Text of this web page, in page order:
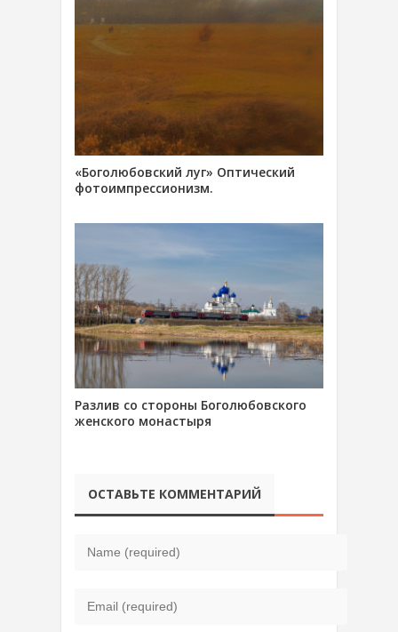
«Боголюбовский луг» Оптический
фотоимпрессионизм.
Разлив со стороны Боголюбовского
женского монастыря
ОСТАВЬТЕ КОММЕНТАРИЙ